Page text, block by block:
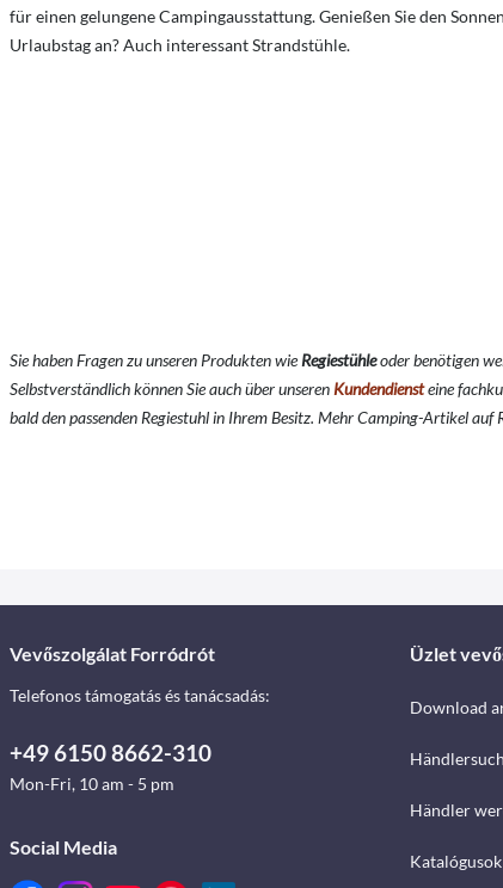
für einen gelungene Campingausstattung. Genießen Sie den
Urlaubstag an? Auch interessant Strandstühle.
Sie haben Fragen zu unseren Produkten wieRegiestühleoder benötigen
Selbstverständlich können Sie auch über unseren Kundendiensteine
bald den passenden Regiestuhl in Ihrem Besitz. Mehr Camping-Artikel auf
Vevőszolgálat Forródrót
Telefonos támogatás és tanácsadás:
+49 6150 8662-310
Mon-Fri, 10 am - 5 pm
Social Media
Üzlet
Download
Händler